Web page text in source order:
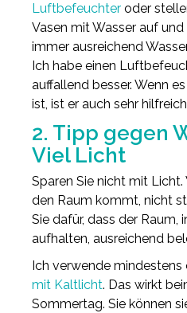
Luftbefeuchter oder
Vasen mit Wasser auf
immer ausreichend
Ich habe einen
auffallend besser. Wenn
ist, ist er auch sehr
2. Tipp gegen
Viel Licht
Sparen Sie nicht mit
den Raum kommt, nicht
Sie dafür, dass der Raum,
aufhalten, ausreichend
Ich verwende mindestens
mit Kaltlicht. Das wirkt
Sommertag. Sie können